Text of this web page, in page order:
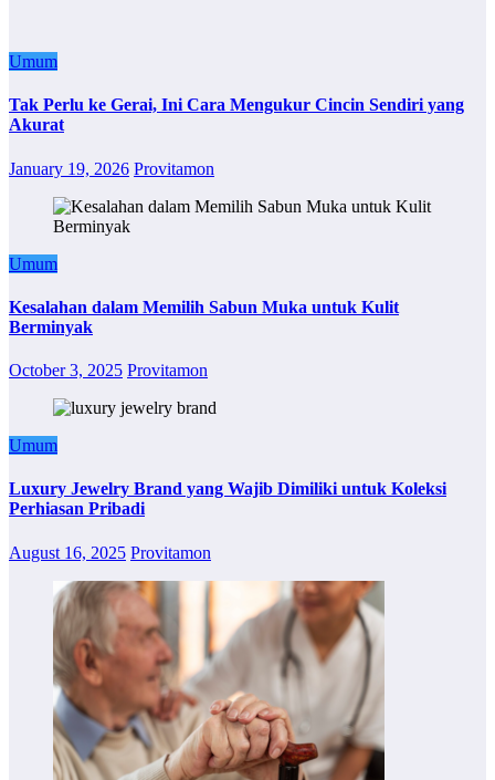
Umum
Tak Perlu ke Gerai, Ini Cara Mengukur Cincin Sendiri yang
Akurat
January 19, 2026 Provitamon
Umum
Kesalahan dalam Memilih Sabun Muka untuk Kulit
Berminyak
October 3, 2025 Provitamon
Umum
Luxury Jewelry Brand yang Wajib Dimiliki untuk Koleksi
Perhiasan Pribadi
August 16, 2025 Provitamon